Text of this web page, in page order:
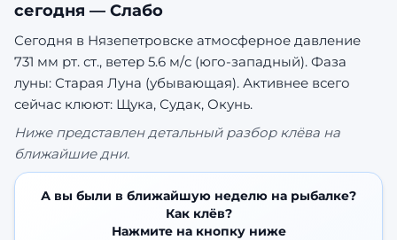
сегодня — Слабо
Сегодня в Нязепетровске атмосферное давление
731 мм рт. ст., ветер 5.6 м/с (юго-западный). Фаза
луны: Старая Луна (убывающая). Активнее всего
сейчас клюют: Щука, Судак, Окунь.
Ниже представлен детальный разбор клёва на
ближайшие дни.
А вы были в ближайшую неделю на рыбалке?
Как клёв?
Нажмите на кнопку ниже